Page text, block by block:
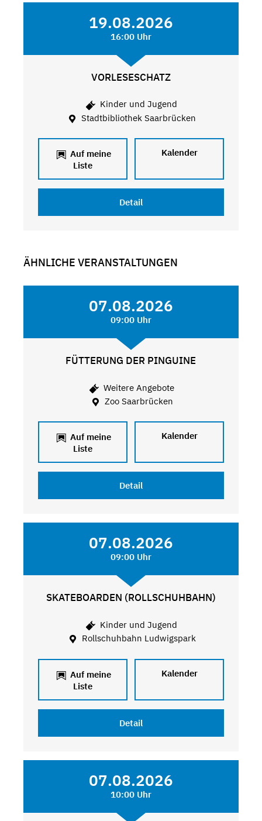
19.08.2026
16:00 Uhr
VORLESESCHATZ
Kinder und Jugend
Stadtbibliothek Saarbrücken
Auf meine
Liste
Kalender
Detail
ÄHNLICHE VERANSTALTUNGEN
07.08.2026
09:00 Uhr
FÜTTERUNG DER PINGUINE
Weitere Angebote
Zoo Saarbrücken
Auf meine
Liste
Kalender
Detail
07.08.2026
09:00 Uhr
SKATEBOARDEN (ROLLSCHUHBAHN)
Kinder und Jugend
Rollschuhbahn Ludwigspark
Auf meine
Liste
Kalender
Detail
07.08.2026
10:00 Uhr